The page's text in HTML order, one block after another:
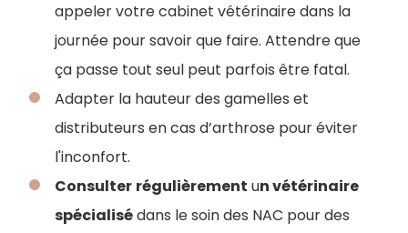
appeler votre cabinet vétérinaire dans la
journée pour savoir que faire. Attendre que
ça passe tout seul peut parfois être fatal.
Adapter la hauteur des gamelles et
distributeurs en cas d’arthrose pour éviter
l'inconfort.
Consulter régulièrement un vétérinaire
spécialisédans le soin des NAC pour des